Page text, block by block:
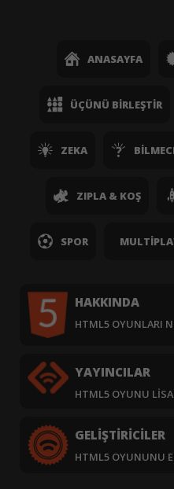
ANASAYFA
ÜÇÜNÜ BIRLEŞTIR
ZEKA
ZIPLA & KOŞ
SPOR
HAKKINDA
HTML5 OYUNLARI
YAYINCILAR
HTML5 OYUNU
GELIŞTIRICILER
HTML5 OYUNUNU